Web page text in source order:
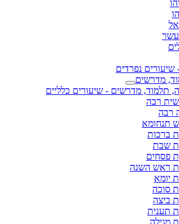
עשר
שיעורים נפרדים
מדרשים
תלמוד, מדרשים - שיעורים כלליים
רבה
רבה
תנחומא
ברכות
שבת
פסחים
ראש השנה
יומא
סוכה
ביצה
תענית
מגילה